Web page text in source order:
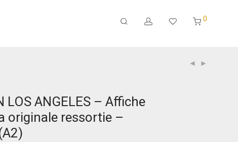
0
LOS ANGELES – Affiche
originale ressortie –